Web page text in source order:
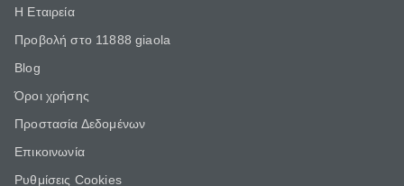
Η Εταιρεία
Προβολή στο 11888 giaola
Blog
Όροι χρήσης
Προστασία Δεδομένων
Επικοινωνία
Ρυθμίσεις Cookies